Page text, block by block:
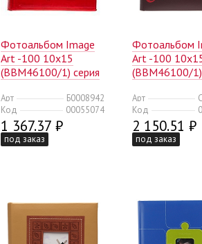
Фотоальбом Image
Art -100 10x15
(BBM46100/1) серия
Арт
Б0008942
Код
00055074
1 367.37 ₽
под заказ
Фотоальбом
Art -100
(BBM46100/1)
окошком (24/
Арт
Код
2 150.51 ₽
под заказ